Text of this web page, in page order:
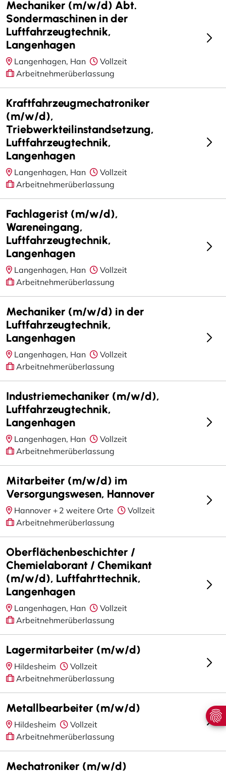
Mechaniker (m/w/d) Abt.
Sondermaschinen in der
Luftfahrzeugtechnik,
Langenhagen
Langenhagen, Han
Vollzeit
Arbeitnehmerüberlassung
Kraftfahrzeugmechatroniker
(m/w/d),
Triebwerkteilinstandsetzung,
Luftfahrzeugtechnik,
Langenhagen
Langenhagen, Han
Vollzeit
Arbeitnehmerüberlassung
Fachlagerist (m/w/d),
Wareneingang,
Luftfahrzeugtechnik,
Langenhagen
Langenhagen, Han
Vollzeit
Arbeitnehmerüberlassung
Mechaniker (m/w/d) in der
Luftfahrzeugtechnik,
Langenhagen
Langenhagen, Han
Vollzeit
Arbeitnehmerüberlassung
Industriemechaniker (m/w/d),
Luftfahrzeugtechnik,
Langenhagen
Langenhagen, Han
Vollzeit
Arbeitnehmerüberlassung
Mitarbeiter (m/w/d) im
Versorgungswesen, Hannover
Hannover + 2 weitere Orte
Vollzeit
Arbeitnehmerüberlassung
Oberflächenbeschichter /
Chemielaborant / Chemikant
(m/w/d), Luftfahrttechnik,
Langenhagen
Langenhagen, Han
Vollzeit
Arbeitnehmerüberlassung
Lagermitarbeiter (m/w/d)
Hildesheim
Vollzeit
Arbeitnehmerüberlassung
Metallbearbeiter (m/w/d)
Hildesheim
Vollzeit
Arbeitnehmerüberlassung
Mechatroniker (m/w/d)